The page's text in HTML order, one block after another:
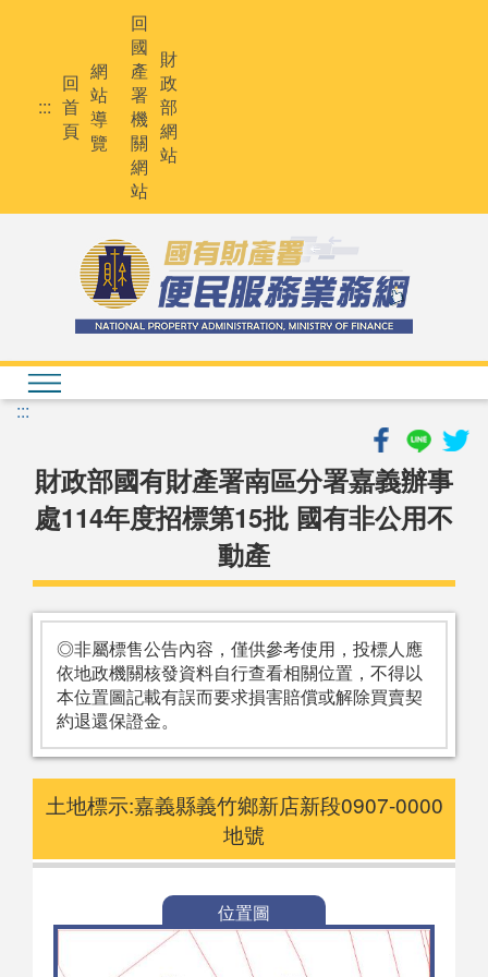
:::
回
首
頁
網
站
導
覽
回
國
產
署
機
關
網
站
財
政
部
網
站
:::
財政部國有財產署南區分署嘉義辦事
處114年度招標第15批 國有非公用不
動產
◎非屬標售公告內容，僅供參考使用，投標人應
依地政機關核發資料自行查看相關位置，不得以
本位置圖記載有誤而要求損害賠償或解除買賣契
約退還保證金。
土地標示:嘉義縣義竹鄉新店新段0907-0000
地號
位置圖